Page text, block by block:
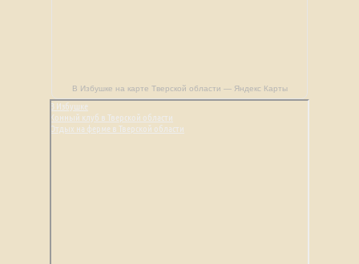
В Избушке на карте Тверской области — Яндекс Карты
В Избушке
Конный клуб в Тверской области
Отдых на ферме в Тверской области